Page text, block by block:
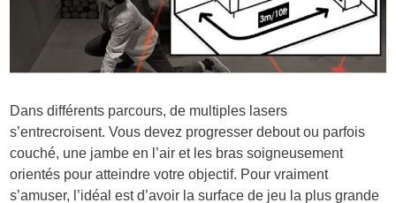
Dans différents parcours, de multiples lasers
s’entrecroisent. Vous devez progresser debout ou parfois
couché, une jambe en l’air et les bras soigneusement
orientés pour atteindre votre objectif. Pour vraiment
s’amuser, l’idéal est d’avoir la surface de jeu la plus grande